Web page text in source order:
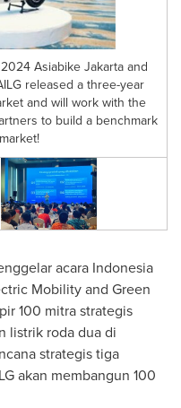
Asiabike Jakarta and
released a three-year
and will work with the
to build a benchmark
acara Indonesia
Mobility and Green
100 mitra strategis
listrik roda dua di
strategis tiga
akan membangun 100